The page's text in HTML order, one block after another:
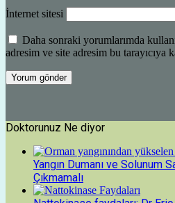
İnternet sitesi
Daha sonraki yorumlarımda
adresim ve site adresim bu tarayıcıya
Doktorunuz Ne diyor
Yangın Dumanı ve Solunum
Çıkmamalı